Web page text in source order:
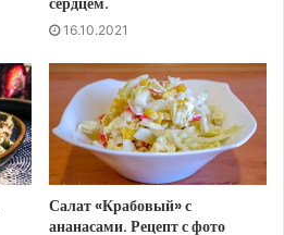
16.10.2021
Салат «Крабовый» с
ананасами. Рецепт с фото